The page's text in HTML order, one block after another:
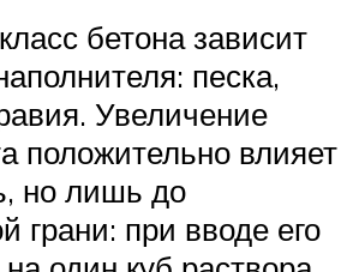
бетона зависит
песка,
Увеличение
положительно влияет
но лишь до
грани: при вводе его